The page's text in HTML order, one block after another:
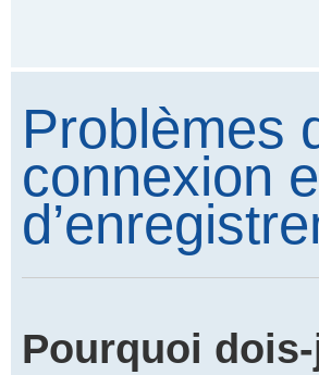
Problèmes
connexion
Pourquoi